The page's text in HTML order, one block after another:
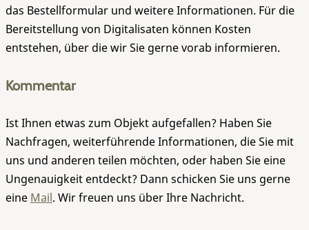
das Bestellformular und weitere Informationen. Für die
Bereitstellung von Digitalisaten können Kosten
entstehen, über die wir Sie gerne vorab informieren.
Kommentar
Ist Ihnen etwas zum Objekt aufgefallen? Haben Sie
Nachfragen, weiterführende Informationen, die Sie mit
uns und anderen teilen möchten, oder haben Sie eine
Ungenauigkeit entdeckt? Dann schicken Sie uns gerne
eine Mail. Wir freuen uns über Ihre Nachricht.